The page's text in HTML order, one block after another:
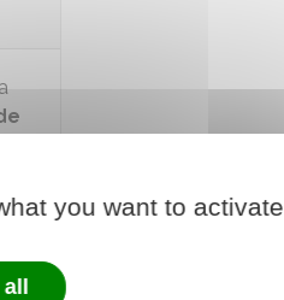
you want to activate